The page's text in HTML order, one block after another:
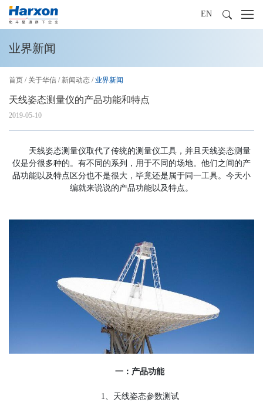
EN
业界新闻
首页 / 关于华信 / 新闻动态 / 业界新闻
天线姿态测量仪的产品功能和特点
2019-05-10
天线姿态测量仪取代了传统的测量仪工具，并且天线姿态测量
仪是分很多种的。有不同的系列，用于不同的场地。他们之间的产
品功能以及特点区分也不是很大，毕竟还是属于同一工具。今天小
编就来说说的产品功能以及特点。
一：产品功能
1、天线姿态参数测试